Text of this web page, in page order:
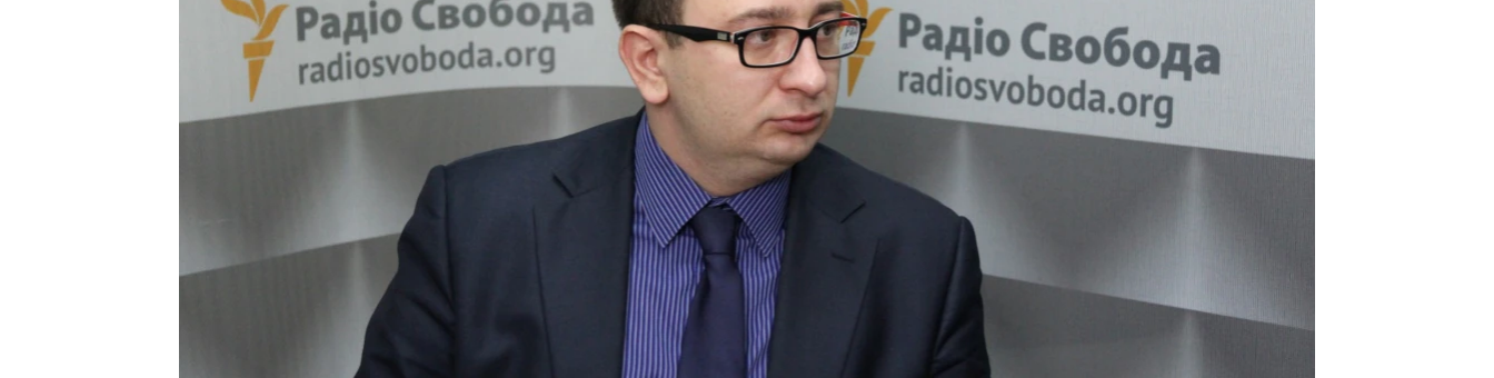
УКРАИНСКАЯ ПРОБЛЕМА КРЫМА